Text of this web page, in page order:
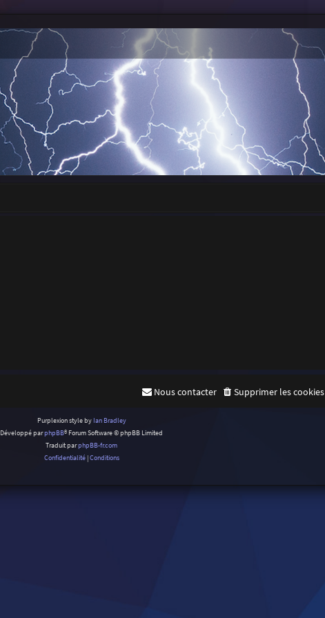
Supprimer les cookies
Nous contacter
Purplexion style by Ian Bradley
Développé parphpBB® Forum Software © phpBB Limited
Traduit parphpBB-fr.com
Confidentialité|Conditions